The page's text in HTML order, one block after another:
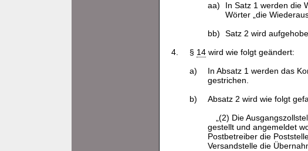
aa)
In Satz 1 werden die
Wörter „die
bb)
Satz 2 wird
4.
§ 14wird wie folgt geändert:
a)
In Absatz 1 werden das
gestrichen.
b)
Absatz 2 wird wie folgt
„(2) Die
gestellt und angemeldet
Postbetreiber die
Versandstelle die